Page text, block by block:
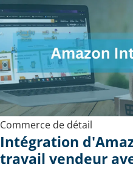
Commerce de détail
Intégration
travail vendeur